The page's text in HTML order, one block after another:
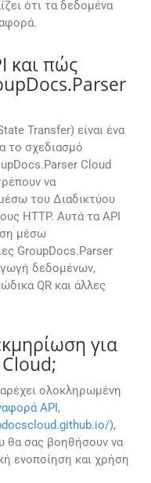
ότι τα δεδομένα
και πώς
Transfer) είναι ένα
το σχεδιασμό
Cloud
να
του Διαδικτύου
HTTP. Αυτά τα API
μέσω
GroupDocs.Parser
δεδομένων,
QR και άλλες
για
ολοκληρωμένη
API,
),
θα σας βοηθήσουν να
ενοποίηση και χρήση